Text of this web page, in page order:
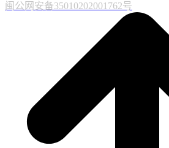
闽公网安备35010202001762号